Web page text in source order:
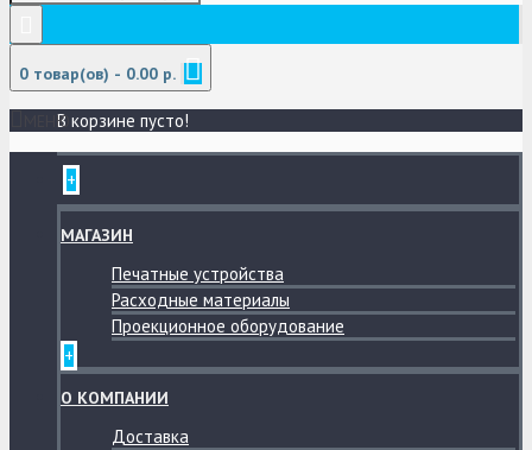
0 товар(ов) - 0.00 р.
В корзине пусто!
МЕНЮ
+
МАГАЗИН
Печатные устройства
Расходные материалы
Проекционное оборудование
+
О КОМПАНИИ
Доставка